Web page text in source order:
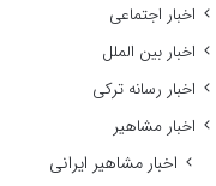
اخبار اجتماعی
اخبار بین الملل
اخبار رسانه ترکی
اخبار مشاهیر
اخبار مشاهیر ایرانی